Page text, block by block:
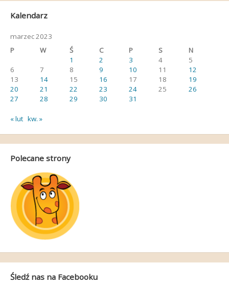
Kalendarz
marzec 2023
P
W Ś C P S
N
1
2 3 4
5
6
7 8 9 10 11
12
13
14 15 16 17 18
19
20
21 22 23 24 25
26
27
28 29 30 31
« lut kw. »
Polecane strony
Śledź nas na Facebooku